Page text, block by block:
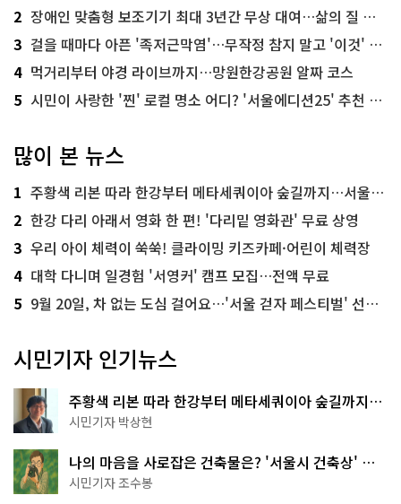
2 장애인 맞춤형 보조기기 최대 3년간 무상 대여…삶의 질 높인다
3 걸을 때마다 아픈 '족저근막염'…무작정 참지 말고 '이것' 해보세요!
4 먹거리부터 야경 라이브까지…망원한강공원 알짜 코스
5 시민이 사랑한 '찐' 로컬 명소 어디? '서울에디션25' 추천 코스
많이 본 뉴스
1 주황색 리본 따라 한강부터 메타세쿼이아 숲길까지…서울둘레길 15코스
2 한강 다리 아래서 영화 한 편! '다리밑 영화관' 무료 상영
3 우리 아이 체력이 쑥쑥! 클라이밍 키즈카페·어린이 체력장
4 대학 다니며 일경험 '서영커' 캠프 모집…전액 무료
5 9월 20일, 차 없는 도심 걸어요…'서울 걷자 페스티벌' 선착순 5천명
시민기자 인기뉴스
주황색 리본 따라 한강부터 메타세쿼이아 숲길까지…
서울둘레길 15코스
시민기자 박상현
나의 마음을 사로잡은 건축물은? '서울시 건축상' 수
상작 공개!
시민기자 조수봉